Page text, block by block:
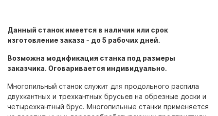
Данный станок имеется в наличии или срок
изготовление заказа - до 5 рабочих дней.
Возможна модификация станка под размеры
заказчика. Оговаривается индивидуально.
Многопильный станок служит для продольного распила
двухкантных и трехкантных брусьев на обрезные доски и
четырехкантный брус. Многопильные станки применяется